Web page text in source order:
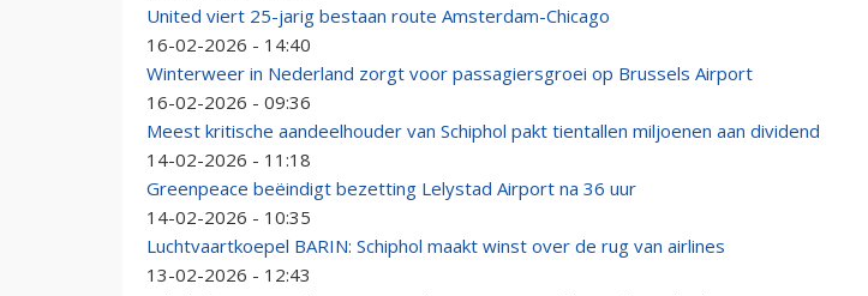
United viert 25-jarig bestaan route Amsterdam-Chicago
16-02-2026 - 14:40
Winterweer in Nederland zorgt voor passagiersgroei op Brussels Airport
16-02-2026 - 09:36
Meest kritische aandeelhouder van Schiphol pakt tientallen miljoenen aan dividend
14-02-2026 - 11:18
Greenpeace beëindigt bezetting Lelystad Airport na 36 uur
14-02-2026 - 10:35
Luchtvaartkoepel BARIN: Schiphol maakt winst over de rug van airlines
13-02-2026 - 12:43